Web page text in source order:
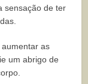
sensação de ter
as
um abrigo de